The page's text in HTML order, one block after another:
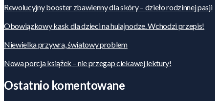
Rewolucyjny booster zbawienny dla skóry – dzieło rodzinnej pasji
Obowiązkowy kask dla dzieci na hulajnodze. Wchodzi przepis!
Niewielka przywra, światowy problem
Nowa porcja książek – nie przegap ciekawej lektury!
Ostatnio komentowane